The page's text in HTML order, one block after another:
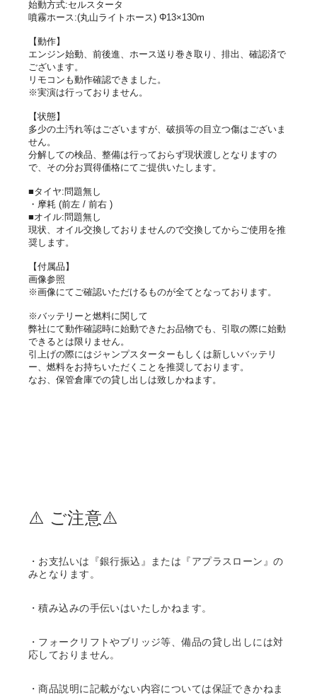
始動方式:セルスタータ
噴霧ホース:(丸山ライトホース) Φ13×130m
【動作】
エンジン始動、前後進、ホース送り巻き取り、排出、確認済で
ございます。
リモコンも動作確認できました。
※実演は行っておりません。
【状態】
多少の土汚れ等はございますが、破損等の目立つ傷はございま
せん。
分解しての検品、整備は行っておらず現状渡しとなりますの
で、その分お買得価格にてご提供いたします。
■タイヤ:問題無し
・摩耗 (前左 / 前右 )
■オイル:問題無し
現状、オイル交換しておりませんので交換してからご使用を推
奨します。
【付属品】
画像参照
※画像にてご確認いただけるものが全てとなっております。
※バッテリーと燃料に関して
弊社にて動作確認時に始動できたお品物でも、引取の際に始動
できるとは限りません。
引上げの際にはジャンプスターターもしくは新しいバッテリ
ー、燃料をお持ちいただくことを推奨しております。
なお、保管倉庫での貸し出しは致しかねます。
⚠️ ご注意⚠️
・お支払いは『銀行振込』または『アプラスローン』の
みとなります。
・積み込みの手伝いはいたしかねます。
・フォークリフトやブリッジ等、備品の貸し出しには対
応しておりません。
・商品説明に記載がない内容については保証できかねま